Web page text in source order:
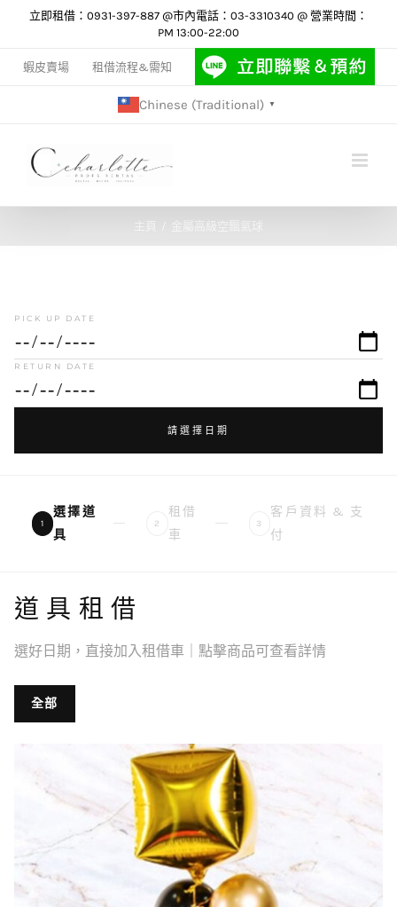
content
立即租借：0931-397-887 @市內電話：03-3310340 @ 營業時間：
PM 13:00-22:00
蝦皮賣場 租借流程&需知
Chinese (Traditional) ▼
金屬高級空飄氣球
PICK UP DATE
RETURN DATE
請選擇日期
1
選擇道
具
2
租借
車
3
客戶資料 & 支
付
道具租借
選好日期，直接加入租借車｜點擊商品可查看詳情
全部